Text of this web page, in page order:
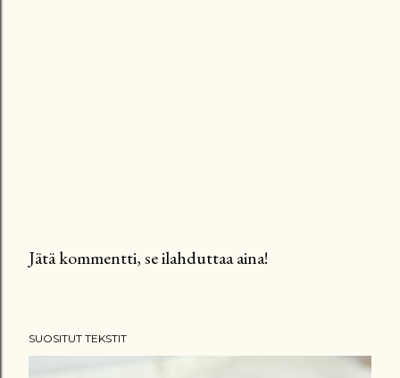
e
Jätä kommentti, se ilahduttaa aina!
SUOSITUT TEKSTIT